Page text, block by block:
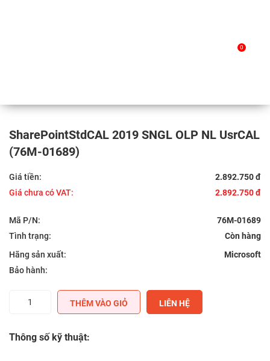
0
/ SharePointStdCAL 2019 SNGL
SharePointStdCAL 2019 SNGL OLP NL UsrCAL
(76M-01689)
Giá tiền:
2.892.750 đ
Giá chưa có VAT:
2.892.750 đ
Mã P/N:
76M-01689
Tình trạng:
Hãng sản xuất:
Microsoft
Bảo hành:
SharePointStdCAL
OLP
NL
THÊM VÀO GIỎ LIÊN HỆ
Thông số kỹ thuật: